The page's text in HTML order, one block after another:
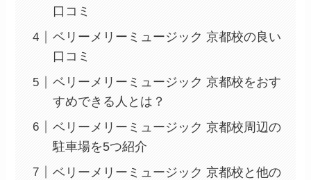
口コミ
ベリーメリーミュージック 京都校の良い
口コミ
ベリーメリーミュージック 京都校をおす
すめできる人とは？
ベリーメリーミュージック 京都校周辺の
駐車場を5つ紹介
ベリーメリーミュージック 京都校と他の